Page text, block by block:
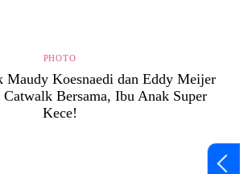
PHOTO
Maudy Koesnaedi dan Eddy Meijer
Bersama, Ibu Anak Super
Kece!